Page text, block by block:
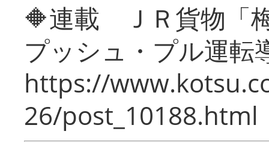
🔶連載 ＪＲ貨物「
プッシュ・プル運転
https://
26/post_10188.html